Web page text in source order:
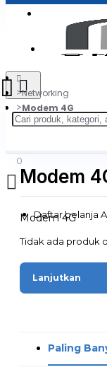
0
Daftar belanja
Networking
Modem 4G
Modem
Modem 4G
Tidak ada produk
Lanjutkan
Paling